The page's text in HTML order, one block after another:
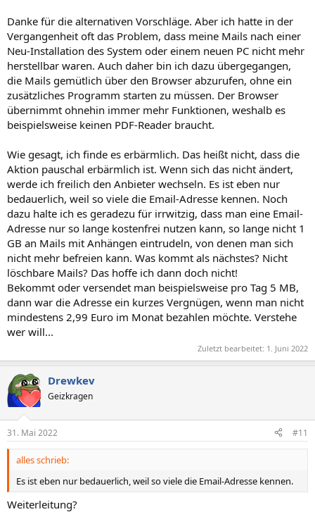
Danke für die alternativen Vorschläge. Aber ich hatte in der
Vergangenheit oft das Problem, dass meine Mails nach einer
Neu-Installation des System oder einem neuen PC nicht mehr
herstellbar waren. Auch daher bin ich dazu übergegangen,
die Mails gemütlich über den Browser abzurufen, ohne ein
zusätzliches Programm starten zu müssen. Der Browser
übernimmt ohnehin immer mehr Funktionen, weshalb es
beispielsweise keinen PDF-Reader braucht.
Wie gesagt, ich finde es erbärmlich. Das heißt nicht, dass die
Aktion pauschal erbärmlich ist. Wenn sich das nicht ändert,
werde ich freilich den Anbieter wechseln. Es ist eben nur
bedauerlich, weil so viele die Email-Adresse kennen. Noch
dazu halte ich es geradezu für irrwitzig, dass man eine Email-
Adresse nur so lange kostenfrei nutzen kann, so lange nicht 1
GB an Mails mit Anhängen eintrudeln, von denen man sich
nicht mehr befreien kann. Was kommt als nächstes? Nicht
löschbare Mails? Das hoffe ich dann doch nicht!
Bekommt oder versendet man beispielsweise pro Tag 5 MB,
dann war die Adresse ein kurzes Vergnügen, wenn man nicht
mindestens 2,99 Euro im Monat bezahlen möchte. Verstehe
wer will...
Zuletzt bearbeitet: 1. Juni 2022
Drewkev
Geizkragen
31. Mai 2022 #11
alles schrieb:
Es ist eben nur bedauerlich, weil so viele die Email-Adresse kennen.
Weiterleitung?